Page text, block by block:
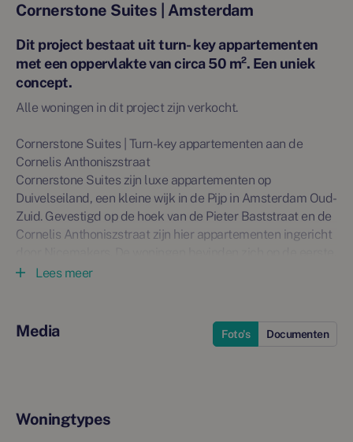
Cornerstone Suites | Amsterdam
Dit project bestaat uit turn- key appartementen
met een oppervlakte van circa 50 m². Een uniek
concept.
Alle woningen in dit project zijn verkocht.
Cornerstone Suites | Turn-key appartementen aan de
Cornelis Anthoniszstraat
Cornerstone Suites zijn luxe appartementen op
Duivelseiland, een kleine wijk in de Pijp in Amsterdam Oud-
Zuid. Gevestigd op de hoek van de Pieter Baststraat en de
Cornelis Anthoniszstraat zijn hier appartementen ingericht
tweede, derde en vierde woonlaag en hebben
Ready tot move in
De authentieke herenhuizen op deze hoek zijn turn-key
balkon. De slaapkamer beschikt tevens ook inbouwkasten
Lees meer
Media Foto's Documenten
Woningtypes